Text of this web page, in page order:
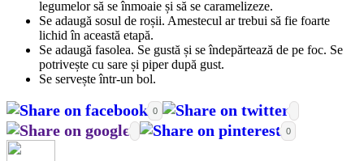
legumelor să se înmoaie și să se caramelizeze.
Se adaugă sosul de roșii. Amestecul ar trebui să fie foarte
lichid în această etapă.
Se adaugă fasolea. Se gustă și se îndepărtează de pe foc. Se
potrivește cu sare și piper după gust.
Se servește într-un bol.
0
0